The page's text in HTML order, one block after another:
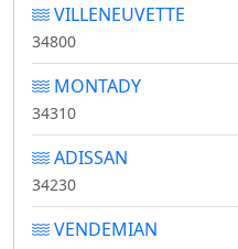
VILLENEUVETTE
34800
MONTADY
34310
ADISSAN
34230
VENDEMIAN